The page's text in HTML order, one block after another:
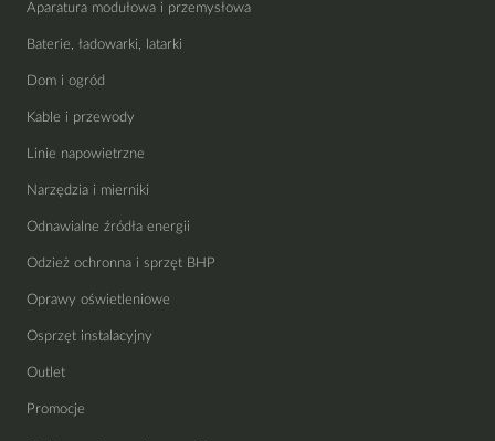
Aparatura modułowa i przemysłowa
Baterie, ładowarki, latarki
Dom i ogród
Kable i przewody
Linie napowietrzne
Narzędzia i mierniki
Odnawialne źródła energii
Odzież ochronna i sprzęt BHP
Oprawy oświetleniowe
Osprzęt instalacyjny
Outlet
Promocje